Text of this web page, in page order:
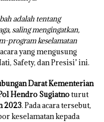
adalah tentang
saling mengingatkan,
program keselamatan
yang mengusung
Safety, dan Presisi’ ini.
Darat Kementerian
Hendro Sugiatnoturut
2023. Pada acara tersebut,
keselamatan kepada